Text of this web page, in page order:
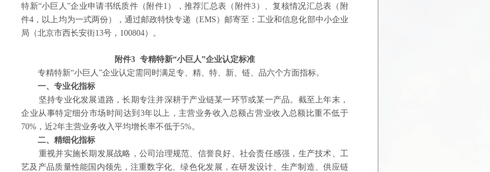
特新“小巨人”企业申请书纸质件（附件1），推荐汇总表（附件3）、复核情况汇总表（附
件4，以上均为一式两份），通过邮政特快专递（EMS）邮寄至：工业和信息化部中小企业
局（北京市西长安街13号，100804）。
附件3 专精特新“小巨人”企业认定标准
专精特新“小巨人”企业认定需同时满足专、精、特、新、链、品六个方面指标。
一、专业化指标
坚持专业化发展道路，长期专注并深耕于产业链某一环节或某一产品。截至上年末，
企业从事特定细分市场时间达到3年以上，主营业务收入总额占营业收入总额比重不低于
70%，近2年主营业务收入平均增长率不低于5%。
二、精细化指标
重视并实施长期发展战略，公司治理规范、信誉良好、社会责任感强，生产技术、工
艺及产品质量性能国内领先，注重数字化、绿色化发展，在研发设计、生产制造、供应链